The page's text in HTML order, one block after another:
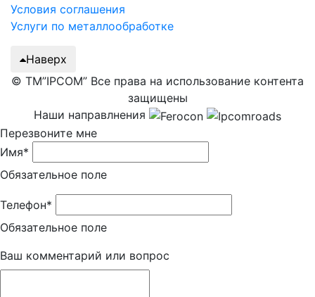
Условия соглашения
Услуги по металлообработке
Наверх
© ТМ”IPCOM” Все права на использование контента
защищены
Наши направлнения
Перезвоните мне
Имя*
Обязательное поле
Телефон*
Обязательное поле
Ваш комментарий или вопрос